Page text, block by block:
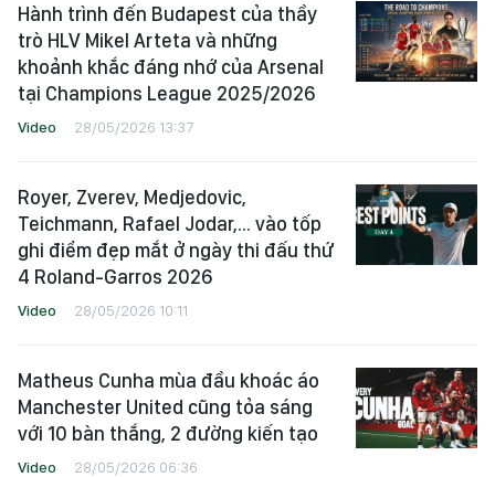
Hành trình đến Budapest của thầy
trò HLV Mikel Arteta và những
khoảnh khắc đáng nhớ của Arsenal
tại Champions League 2025/2026
Video 28/05/2026 13:37
Royer, Zverev, Medjedovic,
Teichmann, Rafael Jodar,... vào tốp
ghi điểm đẹp mắt ở ngày thi đấu thứ
4 Roland-Garros 2026
Video 28/05/2026 10:11
Matheus Cunha mùa đầu khoác áo
Manchester United cũng tỏa sáng
với 10 bàn thắng, 2 đường kiến tạo
Video 28/05/2026 06:36